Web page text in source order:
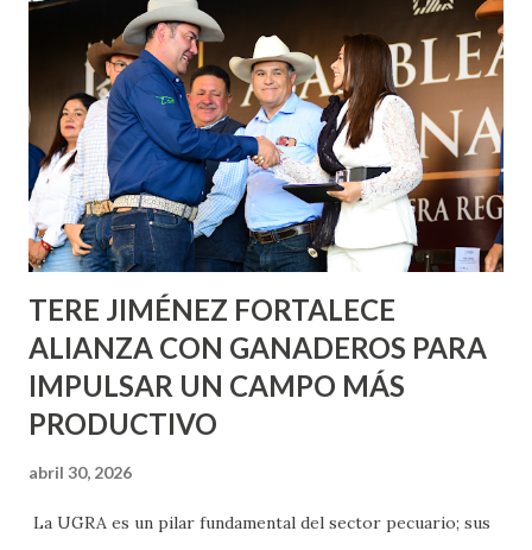
informó que en este programa se usarán cerca de 90 mil
metros cuadrados de pintura, para dar inicio en la calle
Nieto, entre Jesús F. Elizondo y la calle 22 de Octubre, con
lo que se aplicará pintura en 66 casas. Posteriormente se
llevará este programa a Villas de Nuestra Señora de la
Asunción, Avenida Alameda y Decreto 27 de Septiembre, en
los edificios FOVISSSTE Ojo de Agua, en la comunidad
Norias de Paso Hondo y en los edificios de...
TERE JIMÉNEZ FORTALECE
ALIANZA CON GANADEROS PARA
IMPULSAR UN CAMPO MÁS
PRODUCTIVO
abril 30, 2026
La UGRA es un pilar fundamental del sector pecuario; sus